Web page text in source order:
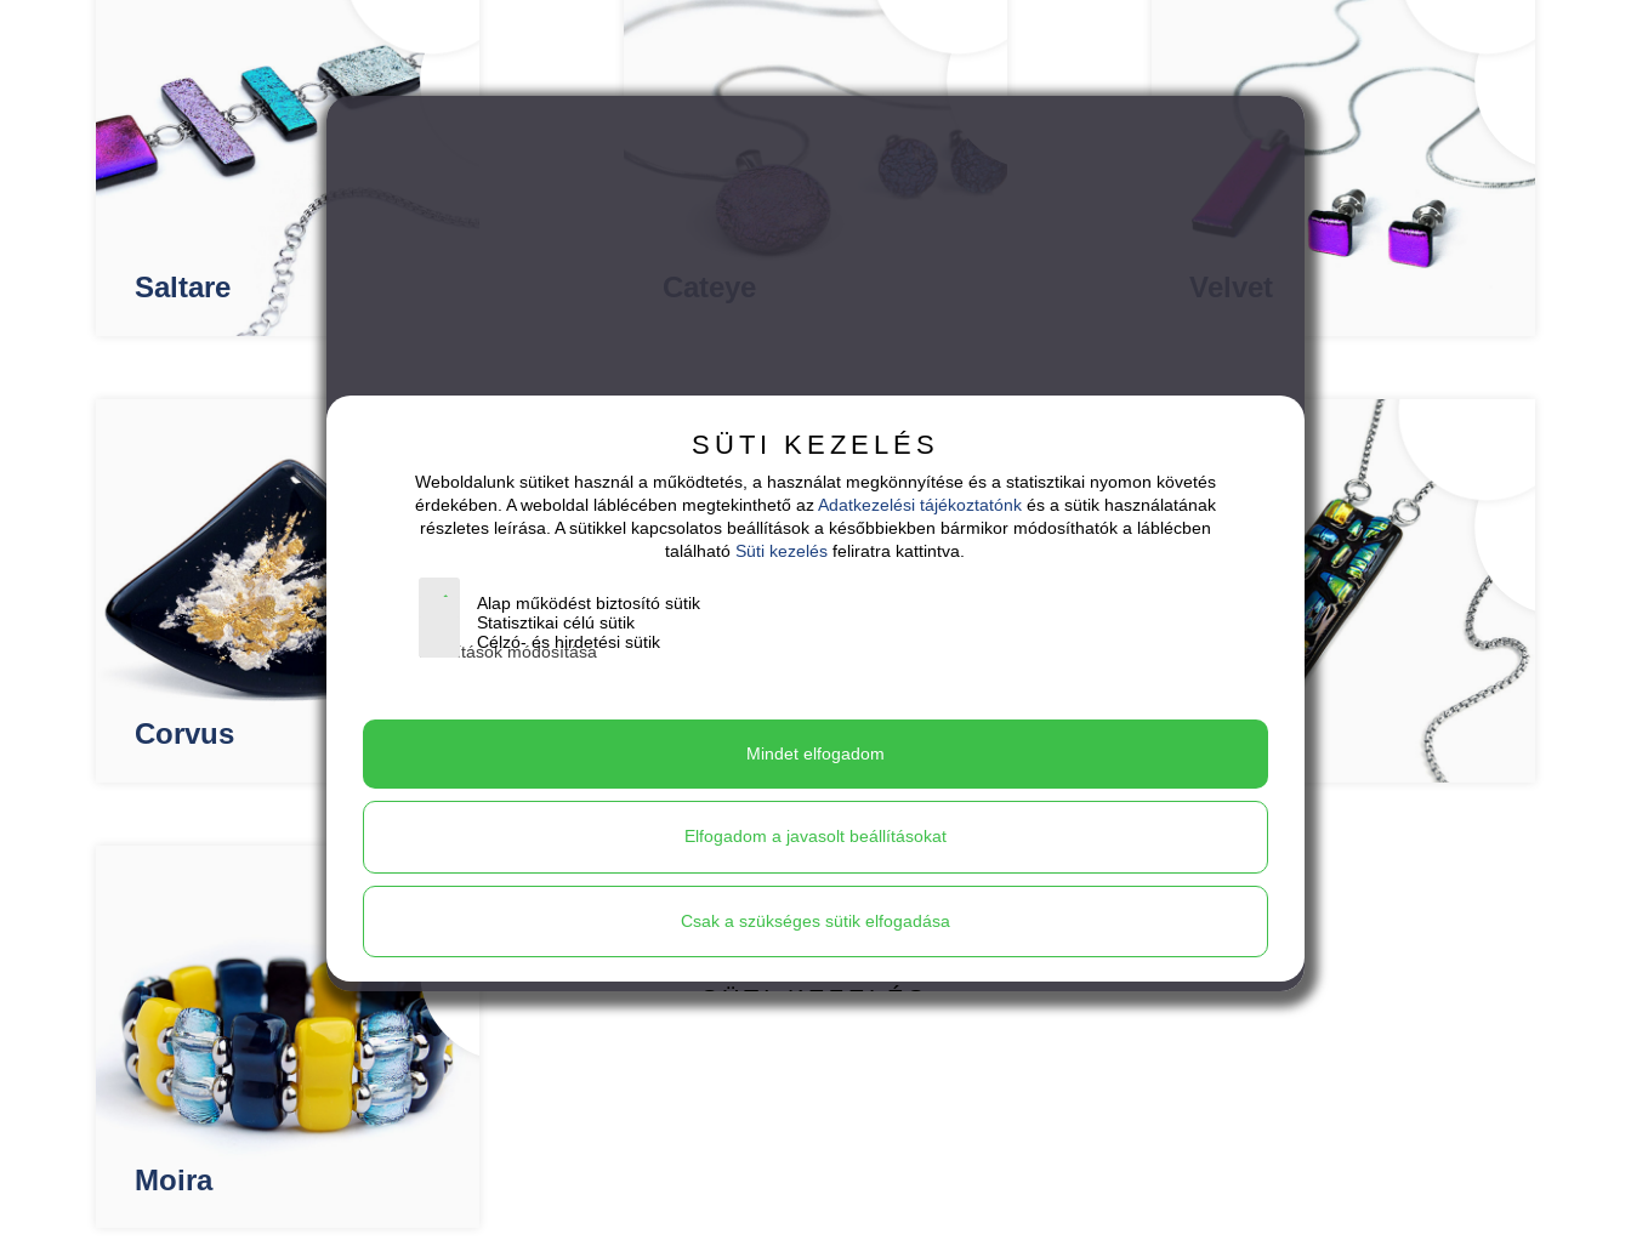
Saltare
Corvus Mozaik
Moira
SÜTI KEZELÉS
Weboldalunk sütiket használ a működtetés, a használat megkönnyítése és a statisztikai nyomon követés
érdekében. A weboldal láblécében megtekinthető azAdatkezelési tájékoztatónkés a sütik használatának
részletes leírása. A sütikkel kapcsolatos beállítások a későbbiekben bármikor módosíthatók a láblécben
találhatóSüti kezelés feliratra kattintva.
Alap működést biztosító sütik
Statisztikai célú sütik
Célzó- és hirdetési sütik
Beállítások módosítása
Mindet elfogadom
Elfogadom a javasolt beállításokat
Csak a szükséges sütik elfogadása
SÜTI KEZELÉS